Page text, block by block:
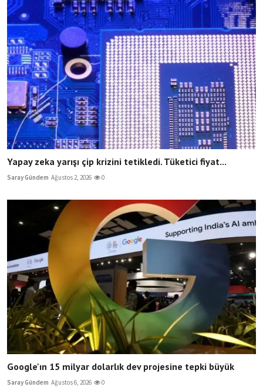
Yapay zeka yarışı çip krizini tetikledi. Tüketici fiyat...
Saray Gündem Ağustos 2, 2026 0
Google'ın 15 milyar dolarlık dev projesine tepki büyük
Saray Gündem Ağustos 6, 2026 0